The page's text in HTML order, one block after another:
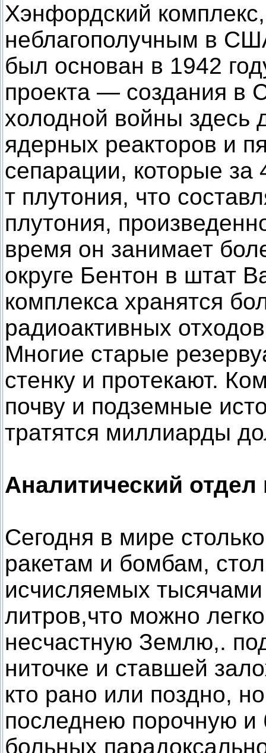
Хэнфордский
неблагополучным в
был основан в 1942
проекта — создания
холодной войны здесь
ядерных реакторов и
сепарации, которые за
т плутония, что
плутония,
время он занимает
округе Бентон в штат
комплекса хранятся
радиоактивных
Многие старые
стенку и протекают.
почву и подземные
тратятся миллиарды
Аналитический
Сегодня в мире
ракетам и бомбам,
исчисляемых
литров,что можно
несчастную Землю,.
ниточке и ставшей
кто рано или поздно,
последнею порочную
больных